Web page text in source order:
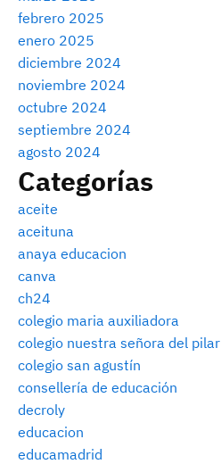
febrero 2025
enero 2025
diciembre 2024
noviembre 2024
octubre 2024
septiembre 2024
agosto 2024
Categorías
aceite
aceituna
anaya educacion
canva
ch24
colegio maria auxiliadora
colegio nuestra señora del pilar
colegio san agustín
consellería de educación
decroly
educacion
educamadrid